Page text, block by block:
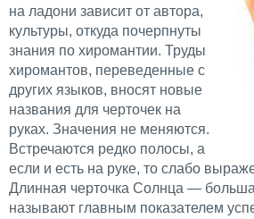
на ладони зависит от автора,
культуры, откуда почерпнуты
знания по хиромантии. Труды
хиромантов, переведенные с
других языков, вносят новые
названия для черточек на
руках. Значения не меняются.
Встречаются редко полосы, а
если и есть на руке, то слабо
Длинная черточка Солнца —
называют главным показателем